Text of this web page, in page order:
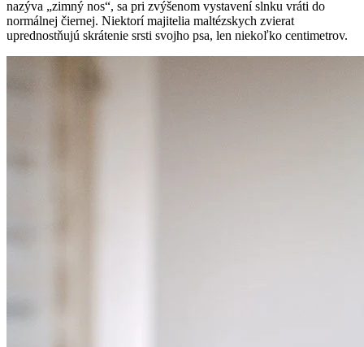
nazýva „zimný nos“, sa pri zvýšenom vystavení slnku vráti do
normálnej čiernej. Niektorí majitelia maltézskych zvierat
uprednostňujú skrátenie srsti svojho psa, len niekoľko centimetrov.